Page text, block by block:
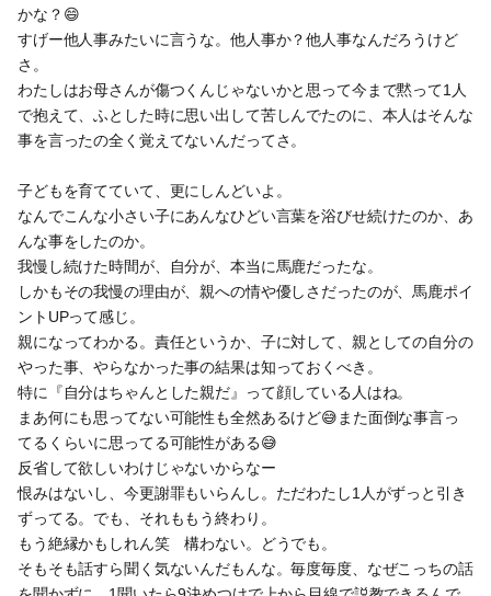
かな？😄
すげー他人事みたいに言うな。他人事か？他人事なんだろうけど
さ。
わたしはお母さんが傷つくんじゃないかと思って今まで黙って1人
で抱えて、ふとした時に思い出して苦しんでたのに、本人はそんな
事を言ったの全く覚えてないんだってさ。
子どもを育てていて、更にしんどいよ。
なんでこんな小さい子にあんなひどい言葉を浴びせ続けたのか、あ
んな事をしたのか。
我慢し続けた時間が、自分が、本当に馬鹿だったな。
しかもその我慢の理由が、親への情や優しさだったのが、馬鹿ポイ
ントUPって感じ。
親になってわかる。責任というか、子に対して、親としての自分の
やった事、やらなかった事の結果は知っておくべき。
特に『自分はちゃんとした親だ』って顔している人はね。
まあ何にも思ってない可能性も全然あるけど😅また面倒な事言っ
てるくらいに思ってる可能性がある😅
反省して欲しいわけじゃないからなー
恨みはないし、今更謝罪もいらんし。ただわたし1人がずっと引き
ずってる。でも、それももう終わり。
もう絶縁かもしれん笑 構わない。どうでも。
そもそも話すら聞く気ないんだもんな。毎度毎度、なぜこっちの話